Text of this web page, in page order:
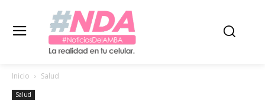
Inicio Salud
Salud